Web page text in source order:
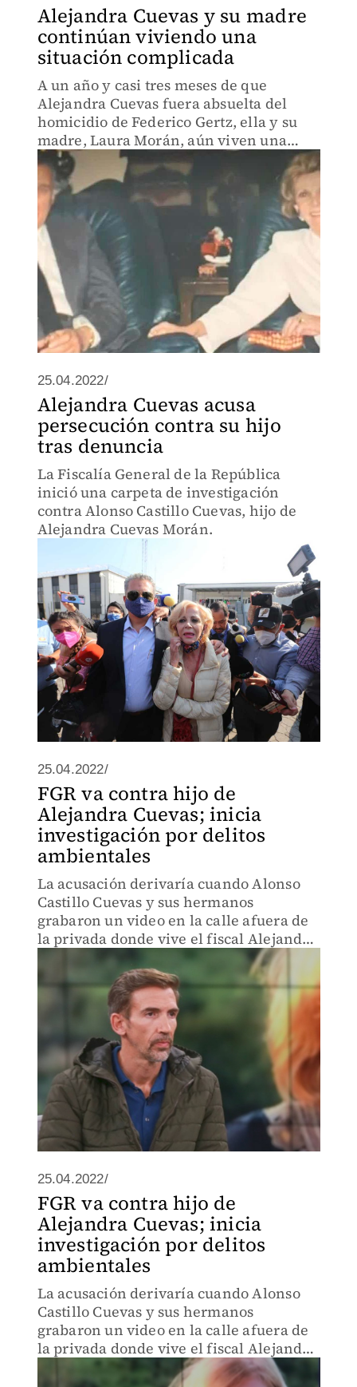
Alejandra Cuevas y su madre
continúan viviendo una
situación complicada
A un año y casi tres meses de que
Alejandra Cuevas fuera absuelta del
homicidio de Federico Gertz, ella y su
madre, Laura Morán, aún viven una
situación demasiado complicada, a la
última no le han devuelto la pensión a la
que tiene derecho.
25.04.2022/
Alejandra Cuevas acusa
persecución contra su hijo
tras denuncia
La Fiscalía General de la República
inició una carpeta de investigación
contra Alonso Castillo Cuevas, hijo de
Alejandra Cuevas Morán.
25.04.2022/
FGR va contra hijo de
Alejandra Cuevas; inicia
investigación por delitos
ambientales
La acusación derivaría cuando Alonso
Castillo Cuevas y sus hermanos
grabaron un video en la calle afuera de
la privada donde vive el fiscal Alejandro
Gertz Manero y habrían dañado un
monumento.
25.04.2022/
FGR va contra hijo de
Alejandra Cuevas; inicia
investigación por delitos
ambientales
La acusación derivaría cuando Alonso
Castillo Cuevas y sus hermanos
grabaron un video en la calle afuera de
la privada donde vive el fiscal Alejandro
Gertz Manero y habrían dañado un